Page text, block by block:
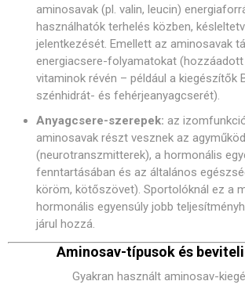
aminosavak (pl. valin, leucin)
használhatók terhelés közben,
jelentkezését. Emellett az aminosavak
energiacsere-folyamatokat
vitaminok révén – például a kiegészítők
szénhidrát- és fehérjeanyagcserét).
Anyagcsere-szerepek: az
aminosavak részt vesznek az
(neurotranszmitterek), a hormonális
fenntartásában és az általános
köröm, kötőszövet). Sportolóknál ez a
hormonális egyensúly jobb
járul hozzá.
Aminosav-típusok és
Gyakran használt aminosav-